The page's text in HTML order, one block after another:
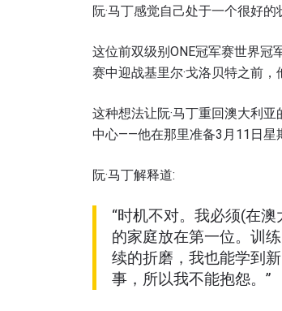
阮·马丁感觉自己处于一个很好
这位前双级别ONE冠军赛世界冠
赛中迎战基里尔·戈洛贝特之前
这种想法让阮·马丁重回澳大利
中心——他在那里准备3月11日星
阮·马丁解释道:
“时机不对。我必须(在
的家庭放在第一位。训
续的折磨，我也能学到
事，所以我不能抱怨。”